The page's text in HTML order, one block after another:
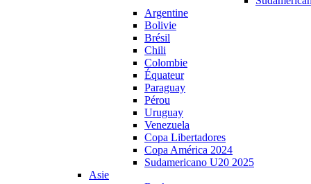
Argentine
Bolivie
Brésil
Chili
Colombie
Équateur
Paraguay
Pérou
Uruguay
Venezuela
Copa Libertadores
Copa América 2024
Sudamericano U20 2025
Asie